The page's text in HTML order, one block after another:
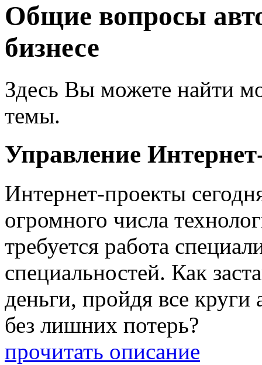
Общие вопросы
бизнесе
Здесь Вы можете найти
темы.
Управление
Интернет-проекты
огромного числа
требуется работа
специальностей. Как
деньги, пройдя все
без лишних потерь?
прочитать описание